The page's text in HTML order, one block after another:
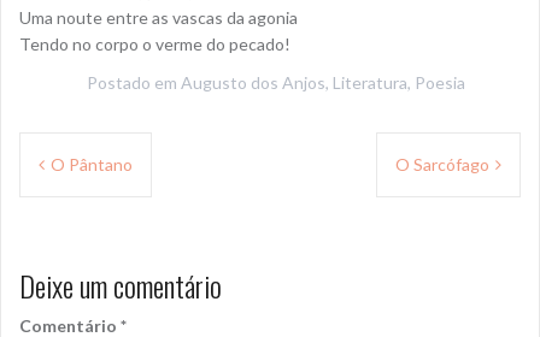
Uma noute entre as vascas da agonia
Tendo no corpo o verme do pecado!
Postado em Augusto dos Anjos, Literatura, Poesia
Navegação
O Pântano O Sarcófago
Deixe um comentário
Comentário *